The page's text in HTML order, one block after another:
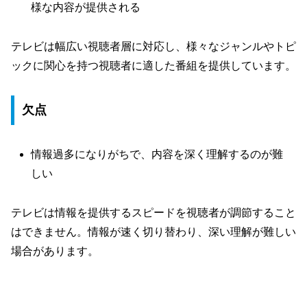
様な内容が提供される
テレビは幅広い視聴者層に対応し、様々なジャンルやトピ
ックに関心を持つ視聴者に適した番組を提供しています。
欠点
情報過多になりがちで、内容を深く理解するのが難
しい
テレビは情報を提供するスピードを視聴者が調節すること
はできません。情報が速く切り替わり、深い理解が難しい
場合があります。